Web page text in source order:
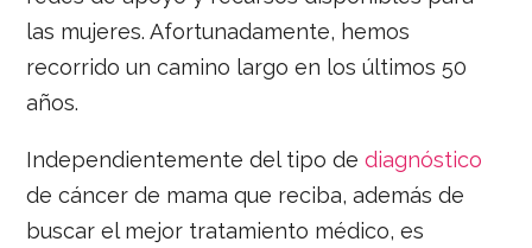
las mujeres. Afortunadamente, hemos
recorrido un camino largo en los últimos 50
años.
Independientemente del tipo dediagnóstico
de cáncer de mama que reciba, además de
buscar el mejor tratamiento médico, es